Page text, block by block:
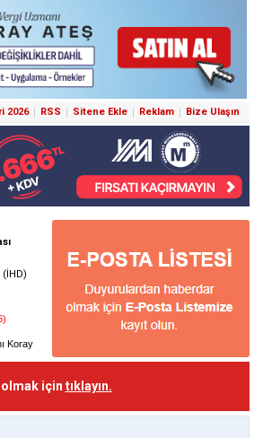
2026 RSS Sitene Ekle Reklam Bize Ulaşın
olmak için tıklayın.